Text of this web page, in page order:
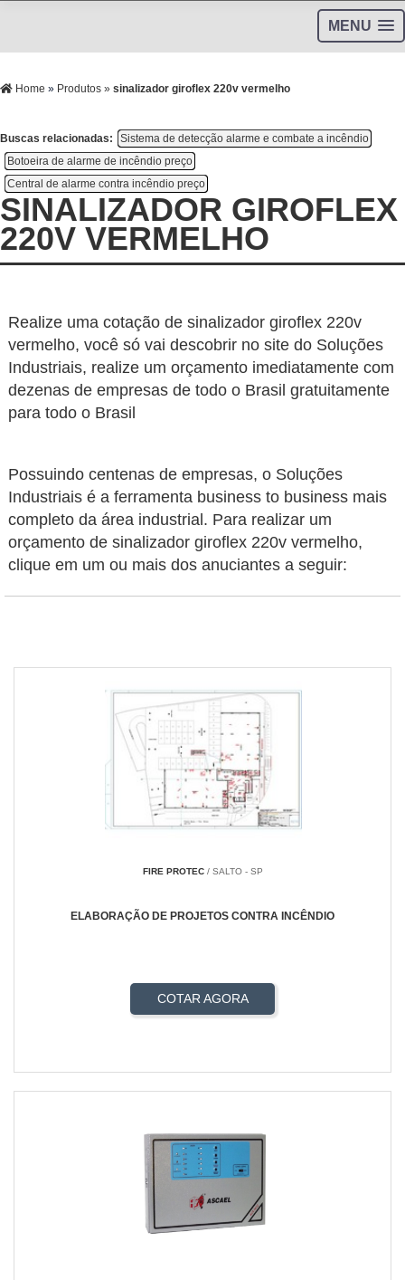
MENU
Home » Produtos » sinalizador giroflex 220v vermelho
Buscas relacionadas:
Sistema de detecção alarme e combate a incêndio
Botoeira de alarme de incêndio preço
Central de alarme contra incêndio preço
SINALIZADOR GIROFLEX
220V VERMELHO
Realize uma cotação de sinalizador giroflex 220v
vermelho, você só vai descobrir no site do Soluções
Industriais, realize um orçamento imediatamente com
dezenas de empresas de todo o Brasil gratuitamente
para todo o Brasil
Possuindo centenas de empresas, o Soluções
Industriais é a ferramenta business to business mais
completo da área industrial. Para realizar um
orçamento de sinalizador giroflex 220v vermelho,
clique em um ou mais dos anuciantes a seguir:
FIRE PROTEC/ SALTO - SP
ELABORAÇÃO DE PROJETOS CONTRA INCÊNDIO
COTAR AGORA